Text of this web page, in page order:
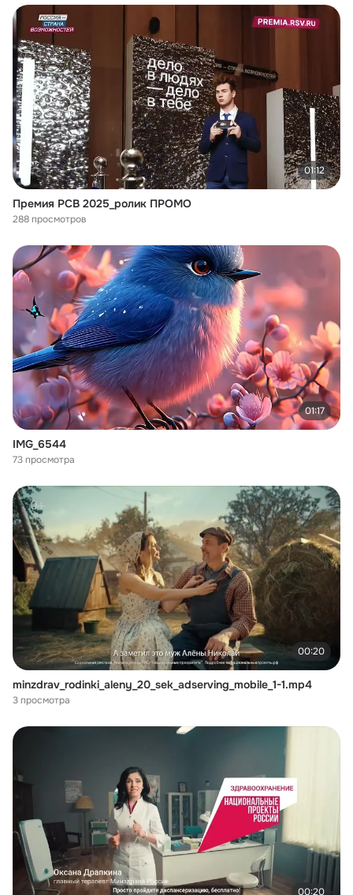
01:12
Премия РСВ 2025_ролик ПРОМО
288 просмотров
01:17
IMG_6544
73 просмотра
00:20
minzdrav_rodinki_aleny_20_sek_adserving_mobile_1-1.mp4
3 просмотра
00:20